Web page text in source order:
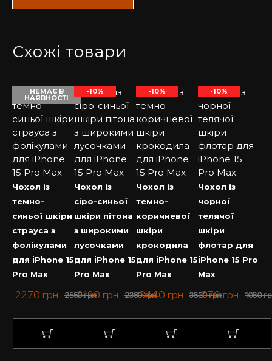
Схожі товари
НЕМАЄ В
НАЯВНОСТІ
Чохол із
темно-
синьої шкіри
страуса з
фолікулами
для iPhone 15
Pro Max
2550грн
2270 грн
-10%
Чохол із
сіро-синьої
шкіри пітона
з широкими
лусочками
для iPhone 15
Pro Max
2360грн
2120 грн
КУПИТИ
-10%
Чохол із
темно-
коричневої
шкіри
крокодила
для iPhone 15
Pro Max
3830грн
3440 грн
КУПИТИ
-10%
Чохол із
чорної
телячої
шкіри
флотар для
iPhone 15 Pro
Max
1080
970грн
КУПИТИ